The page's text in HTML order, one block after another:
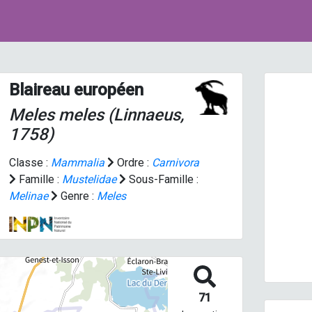
Blaireau européen
Meles meles(Linnaeus,
1758)
Classe : Mammalia Ordre : Carnivora
Famille : Mustelidae
Sous-Famille :
Melinae
Genre : Meles
71